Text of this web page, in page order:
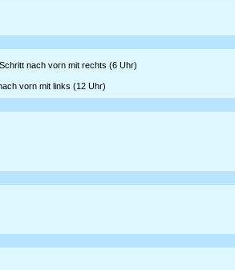
nach vorn mit rechts (6 Uhr)
vorn mit links (12 Uhr)